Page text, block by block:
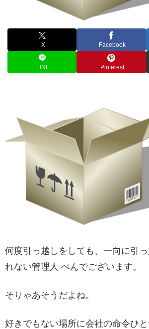
X Facebook
LINE Pinterest
何度引っ越しをしても、一向に引
れない管理人 ぺんでございます。
そりゃあそうだよね。
好きでもない場所に会社の命令ひと